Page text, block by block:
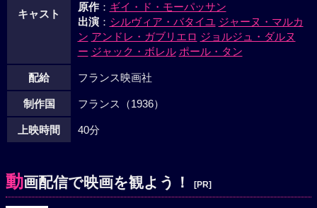
キャスト
原作： ギイ・ド・モーパッサン
出演： シルヴィア・バタイユ ジャーヌ・マルカ
ン アンドレ・ガブリエロ ジョルジュ・ダルヌ
ー ジャック・ボレル ポール・タン
配給 フランス映画社
制作国 フランス（1936）
上映時間 40分
動画配信で映画を観よう！ [PR]